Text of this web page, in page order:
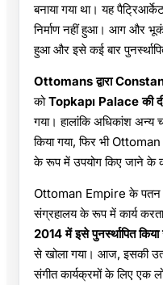
बनाया गया था। यह
निर्माण नहीं हुआ। आग और
हुआ और इसे कई बार
Ottomans द्वारा
कोTopkapı Palace की
गया। हालांकि अधिकांश अन्य
किया गया, फिर भी Ottoman
के रूप में उपयोग किए जाने के
Ottoman Empire के पतन
संग्रहालय के रूप में कार्य
2014 में इसे पुनर्स्थापित किया
से खोला गया। आज, इसकी
संगीत कार्यक्रमों के लिए एक